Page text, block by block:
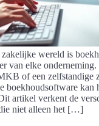
wereld is
van elke
of een zelfstandige
boekhoudsoftware kan
artikel verkent de
niet alleen het […]